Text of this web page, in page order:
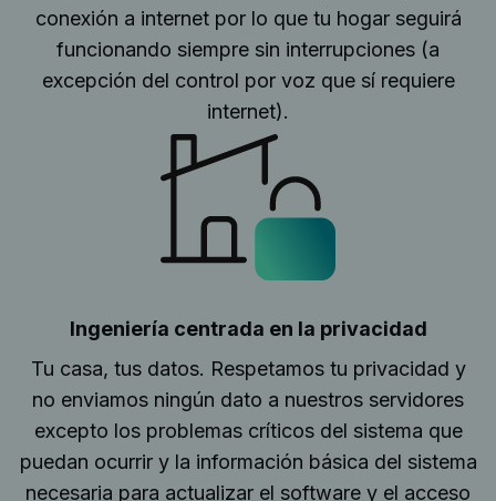
conexión a internet por lo que tu hogar seguirá
funcionando siempre sin interrupciones (a
excepción del control por voz que sí requiere
internet).
Ingeniería centrada en la privacidad
Tu casa, tus datos. Respetamos tu privacidad y
no enviamos ningún dato a nuestros servidores
excepto los problemas críticos del sistema que
puedan ocurrir y la información básica del sistema
necesaria para actualizar el software y el acceso